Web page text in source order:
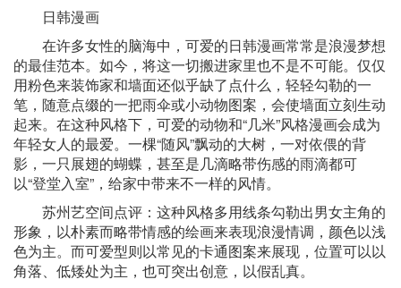
日韩漫画
在许多女性的脑海中，可爱的日韩漫画常常是浪漫梦想
的最佳范本。如今，将这一切搬进家里也不是不可能。仅仅
用粉色来装饰家和墙面还似乎缺了点什么，轻轻勾勒的一
笔，随意点缀的一把雨伞或小动物图案，会使墙面立刻生动
起来。在这种风格下，可爱的动物和“几米”风格漫画会成为
年轻女人的最爱。一棵“随风”飘动的大树，一对依偎的背
影，一只展翅的蝴蝶，甚至是几滴略带伤感的雨滴都可
以“登堂入室” ，给家中带来不一样的风情。
苏州艺空间点评：这种风格多用线条勾勒出男女主角的
形象，以朴素而略带情感的绘画来表现浪漫情调，颜色以浅
色为主。而可爱型则以常见的卡通图案来展现，位置可以以
角落、低矮处为主，也可突出创意，以假乱真。